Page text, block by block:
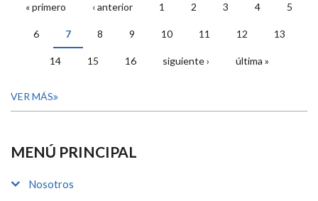
PÁGINAS
« primero ‹ anterior 1 2 3 4 5
6 7 8 9 10 11 12 13
14 15 16 siguiente › última »
VER MÁS
MENÚ PRINCIPAL
Nosotros